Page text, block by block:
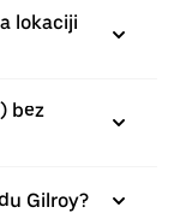
lokaciji
bez
Gilroy?